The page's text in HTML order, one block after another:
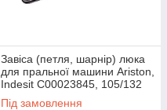
Завіса (петля, шарнір) люка
для пральної машини Ariston,
Indesit C00023845, 105/132
мм
Під замовлення